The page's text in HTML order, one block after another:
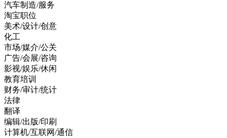
汽车制造/服务
淘宝职位
美术/设计/创意
化工
市场/媒介/公关
广告/会展/咨询
影视/娱乐/休闲
教育培训
财务/审计/统计
法律
翻译
编辑/出版/印刷
计算机/互联网/通信